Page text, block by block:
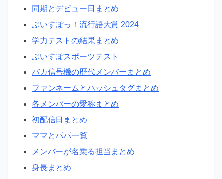
同期とデビュー日まとめ
ぶいすぽっ！流行語大賞 2024
学力テストの結果まとめ
ぶいすぽスポーツテスト
バカ信号機の歴代メンバーまとめ
ファンネームとハッシュタグまとめ
各メンバーの愛称まとめ
初配信日まとめ
ママとパパ一覧
メンバーが名乗る担当まとめ
身長まとめ